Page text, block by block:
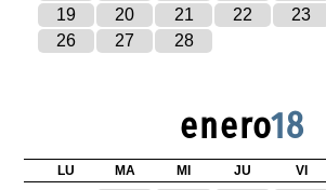
19
20 21 22 23
26
27 28
enero18
LU MA MI JU VI